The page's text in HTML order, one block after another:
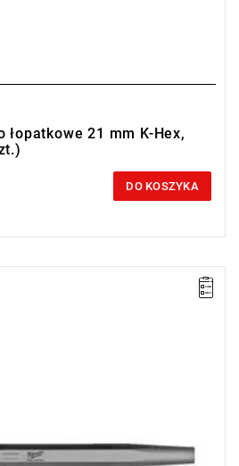
łopatkowe 21 mm K-Hex,
DO KOSZYKA
mm